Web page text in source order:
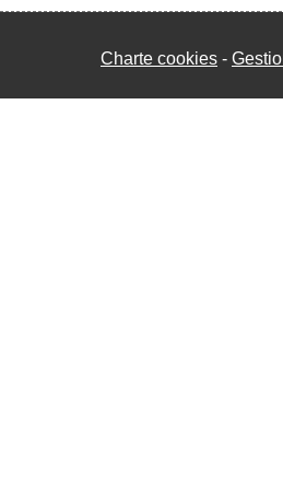
Charte cookies